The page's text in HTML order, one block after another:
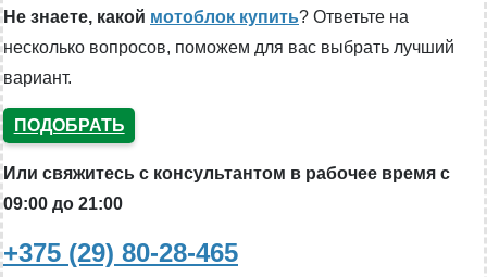
Не знаете, какой мотоблок купить? Ответьте на
несколько вопросов, поможем для вас выбрать лучший
вариант.
ПОДОБРАТЬ
Или свяжитесь с консультантом в рабочее время с
09:00 до 21:00
+375 (29) 80-28-465